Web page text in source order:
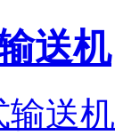
送机
输送机